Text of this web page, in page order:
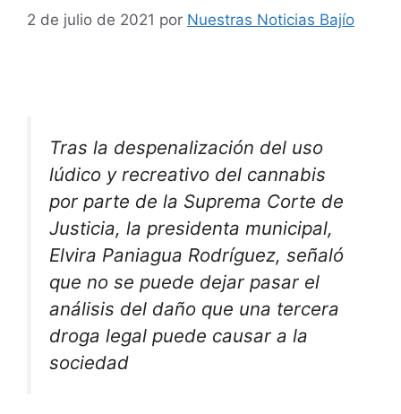
2 de julio de 2021 por Nuestras Noticias Bajío
Tras la despenalización del uso
lúdico y recreativo del cannabis
por parte de la Suprema Corte de
Justicia, la presidenta municipal,
Elvira Paniagua Rodríguez, señaló
que no se puede dejar pasar el
análisis del daño que una tercera
droga legal puede causar a la
sociedad